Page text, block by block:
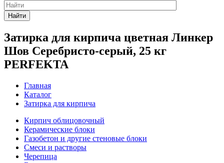
Найти
Затирка для кирпича цветная Линкер
Шов Серебристо-серый, 25 кг
PERFEKTA
Главная
Каталог
Затирка для кирпича
Кирпич облицовочный
Керамические блоки
Газобетон и другие стеновые блоки
Смеси и растворы
Черепица